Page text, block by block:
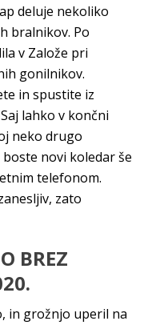
deluje nekoliko
bralnikov. Po
v Založe pri
gonilnikov.
in spustite iz
lahko v končni
neko drugo
novi koledar še
telefonom.
zato
BREZ
in grožnjo uperil na